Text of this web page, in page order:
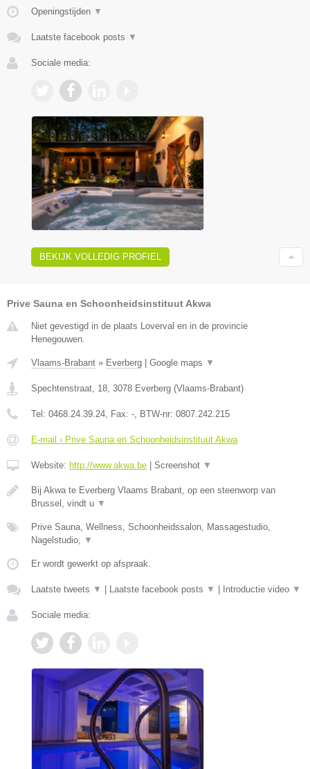
Openingstijden ▼
Laatste facebook posts ▼
Sociale media:
BEKIJK VOLLEDIG PROFIEL
Prive Sauna en Schoonheidsinstituut Akwa
Niet gevestigd in de plaats Loverval en in de provincie
Henegouwen.
Vlaams-Brabant » Everberg Google maps ▼
Spechtenstraat, 18, 3078 Everberg (Vlaams-Brabant)
Tel: 0468.24.39.24, Fax: -, BTW-nr: 0807.242.215
E-mail › Prive Sauna en Schoonheidsinstituut Akwa
Website: http://www.akwa.be Screenshot ▼
Bij Akwa te Everberg Vlaams Brabant, op een steenworp van
Brussel, vindt u ▼
Prive Sauna, Wellness, Schoonheidssalon, Massagestudio,
Nagelstudio, ▼
Er wordt gewerkt op afspraak.
Laatste tweets ▼ Laatste facebook posts ▼ Introductie video ▼
Sociale media: